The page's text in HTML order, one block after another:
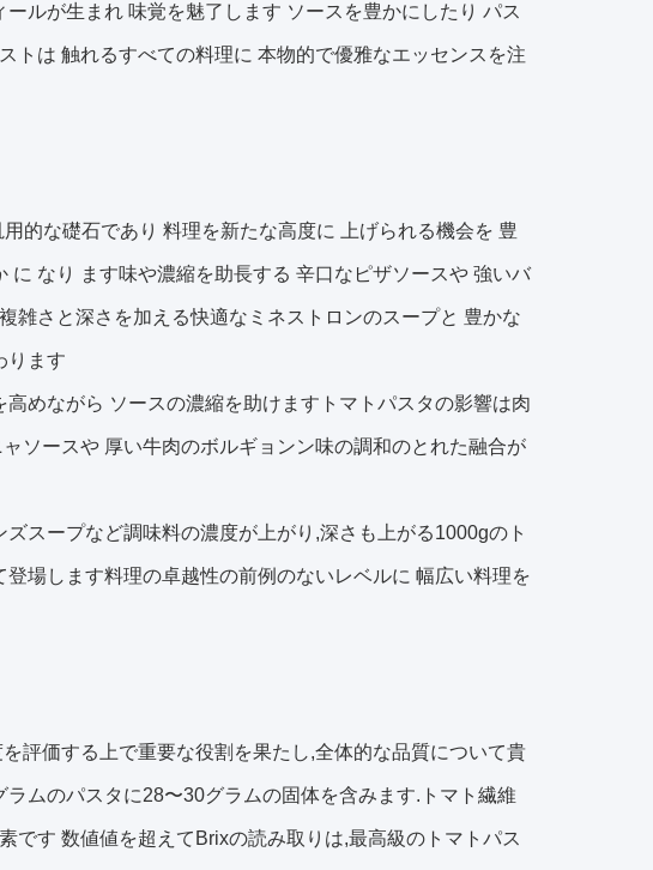
ルが生まれ 味覚を魅了します ソースを豊かにしたり パス
トは 触れるすべての料理に 本物的で優雅なエッセンスを注
的な礎石であり 料理を新たな高度に 上げられる機会を 豊
なり ます味や濃縮を助長する 辛口なピザソースや 強いバ
雑さと深さを加える快適なミネストロンのスープと 豊かな
ります
めながら ソースの濃縮を助けますトマトパスタの影響は肉
ソースや 厚い牛肉のボルギョンン味の調和のとれた融合が
スープなど調味料の濃度が上がり,深さも上がる1000gのト
場します料理の卓越性の前例のないレベルに 幅広い料理を
評価する上で重要な役割を果たし,全体的な品質について貴
ムのパスタに28〜30グラムの固体を含みます.トマト繊維
です 数値値を超えてBrixの読み取りは,最高級のトマトパス